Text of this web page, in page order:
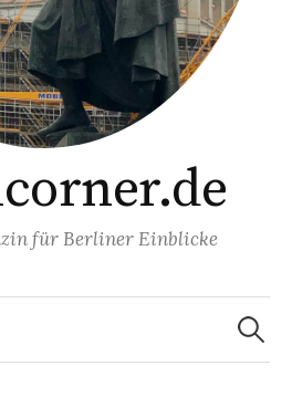
für Berliner Einblicke
Suchen
nach: